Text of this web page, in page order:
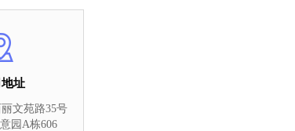
址
文苑路35号
园A栋606